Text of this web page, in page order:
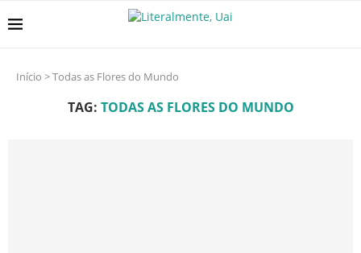
Início >Todas as Flores do Mundo
TAG: TODAS AS FLORES DO MUNDO